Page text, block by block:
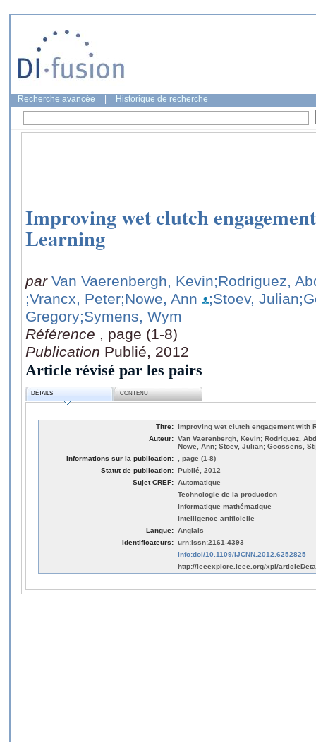
Recherche avancée Historique de recherche
Improving wet clutch
Learning
par Van Vaerenbergh, Kevin;Rodriguez,
;Vrancx, Peter;Nowe, Ann ;Stoev, Julian
Gregory;Symens, Wym
Référence , page (1-8)
Publication Publié, 2012
Article révisé par les pairs
DÉTAILS CONTENU
Titre: Improving wet clutch engagement with
Auteur: Van Vaerenbergh, Kevin; Rodriguez,
Nowe, Ann; Stoev, Julian; Goossens,
Informations sur la publication:
, page (1-8)
Statut de publication: Publié, 2012
Sujet CREF: Automatique
Technologie de la production
Informatique mathématique
Intelligence artificielle
Langue: Anglais
Identificateurs: urn:issn:2161-4393
info:doi/10.1109/IJCNN.2012.6252825
http://ieeexplore.ieee.org/xpl/